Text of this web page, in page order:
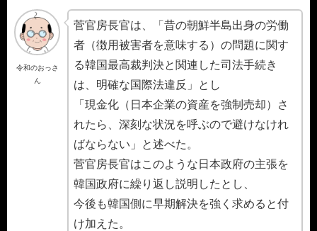
令和のおっさ
ん
菅官房長官は、「昔の朝鮮半島出身の労働
者（徴用被害者を意味する）の問題に関す
る韓国最高裁判決と関連した司法手続き
は、明確な国際法違反」とし
「現金化（日本企業の資産を強制売却）さ
れたら、深刻な状況を呼ぶので避けなけれ
ばならない」と述べた。
菅官房長官はこのような日本政府の主張を
韓国政府に繰り返し説明したとし、
今後も韓国側に早期解決を強く求めると付
け加えた。